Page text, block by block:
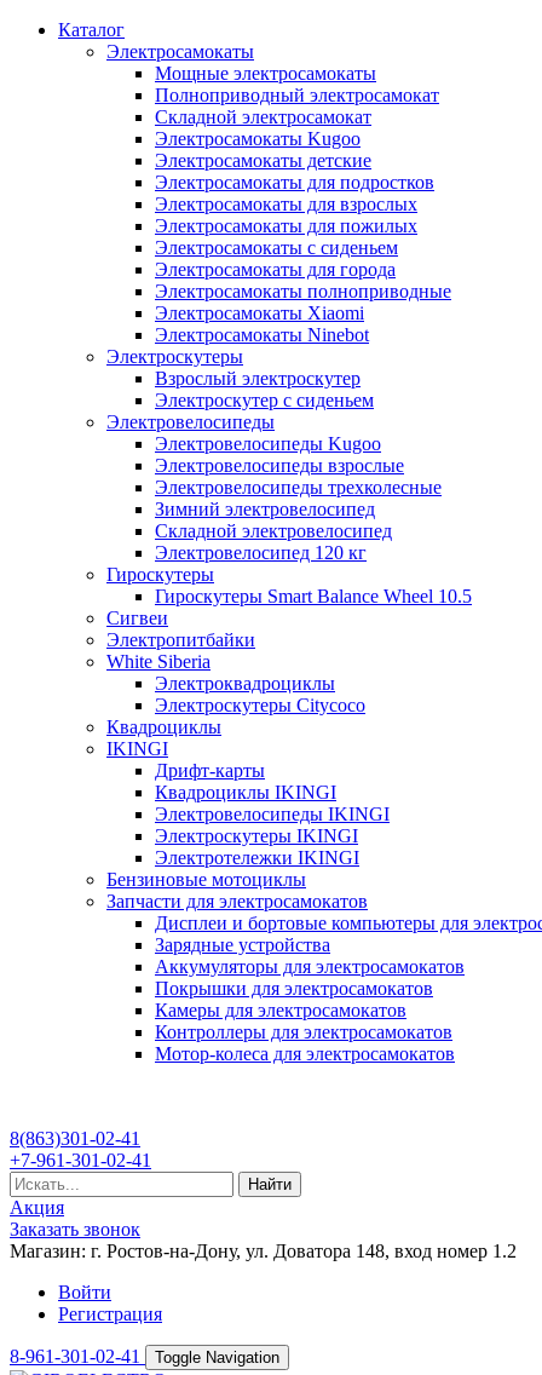
Каталог
Электросамокаты
Мощные электросамокаты
Полноприводный электросамокат
Складной электросамокат
Электросамокаты Kugoo
Электросамокаты детские
Электросамокаты для подростков
Электросамокаты для взрослых
Электросамокаты для пожилых
Электросамокаты с сиденьем
Электросамокаты для города
Электросамокаты полноприводные
Электросамокаты Xiaomi
Электросамокаты Ninebot
Электроскутеры
Взрослый электроскутер
Электроскутер с сиденьем
Электровелосипеды
Электровелосипеды Kugoo
Электровелосипеды взрослые
Электровелосипеды трехколесные
Зимний электровелосипед
Складной электровелосипед
Электровелосипед 120 кг
Гироскутеры
Гироскутеры Smart Balance Wheel 10.5
Сигвеи
Электропитбайки
White Siberia
Электроквадроциклы
Электроскутеры Citycoco
Квадроциклы
IKINGI
Дрифт-карты
Квадроциклы IKINGI
Электровелосипеды IKINGI
Электроскутеры IKINGI
Электротележки IKINGI
Бензиновые мотоциклы
Запчасти для электросамокатов
Дисплеи и бортовые компьютеры для
Зарядные устройства
Аккумуляторы для электросамокатов
Покрышки для электросамокатов
Камеры для электросамокатов
Контроллеры для электросамокатов
Мотор-колеса для электросамокатов
8(863)301-02-41
+7-961-301-02-41
Найти
Акция
Заказать звонок
Магазин: г. Ростов-на-Дону, ул. Доватора 148, вход номер 1.2
Войти
Регистрация
8-961-301-02-41 Toggle Navigation